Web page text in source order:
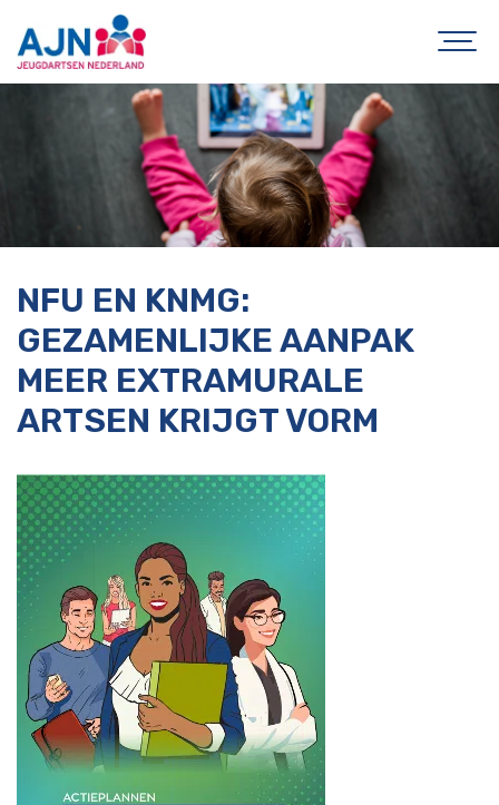
NFU EN KNMG:
GEZAMENLIJKE AANPAK
MEER EXTRAMURALE
ARTSEN KRIJGT VORM